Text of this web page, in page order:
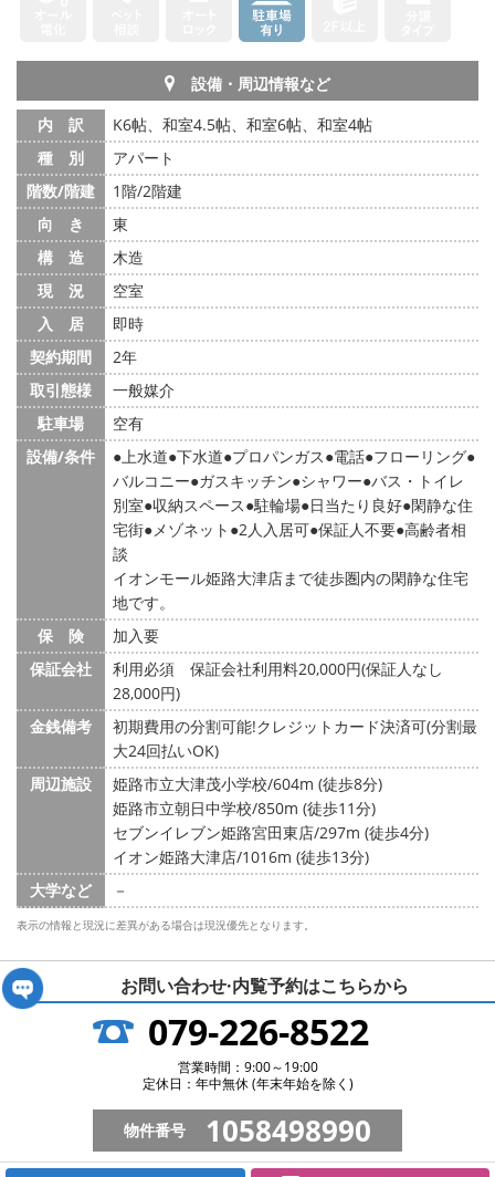
設備・周辺情報など
内 訳
K6帖、和室4.5帖、和室6帖、和室4帖
種 別
アパート
階数/階建
1階/2階建
向 き
東
構 造
木造
現 況
空室
入 居
即時
契約期間
2年
取引態様
一般媒介
駐車場
空有
設備/条件
上水道 下水道 プロパンガス 電話 フローリング
バルコニー ガスキッチン シャワー バス・トイレ
別室 収納スペース 駐輪場 日当たり良好 閑静な住
宅街 メゾネット 2人入居可 保証人不要 高齢者相
談
イオンモール姫路大津店まで徒歩圏内の閑静な住宅
地です。
保 険
加入要
保証会社
利用必須 保証会社利用料20,000円(保証人なし
28,000円)
金銭備考
初期費用の分割可能!クレジットカード決済可(分割最
大24回払いOK)
周辺施設
姫路市立大津茂小学校/604m (徒歩8分)
姫路市立朝日中学校/850m (徒歩11分)
セブンイレブン姫路宮田東店/297m (徒歩4分)
イオン姫路大津店/1016m (徒歩13分)
大学など
－
表示の情報と現況に差異がある場合は現況優先となります。
お問い合わせ·内覧予約はこちらから
079-226-8522
営業時間：9:00～19:00
定休日：年中無休 (年末年始を除く)
物件番号 1058498990